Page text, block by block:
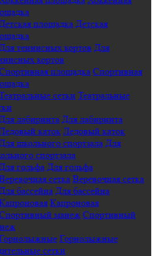
Детская
Для
кортов
Спортивная
Театральные
Для лабиринта
Ледовый каток
Для
спортзала
Для гольфа
Веревочная сетка
Для бассейна
Капроновая
Спортивный
Горнолыжные